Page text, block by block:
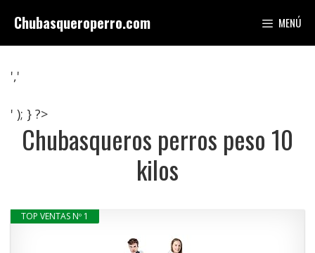
contenido
Chubasqueroperro.com MENÚ
','
' ); } ?>
Chubasqueros perros peso 10
kilos
TOP VENTAS Nº 1